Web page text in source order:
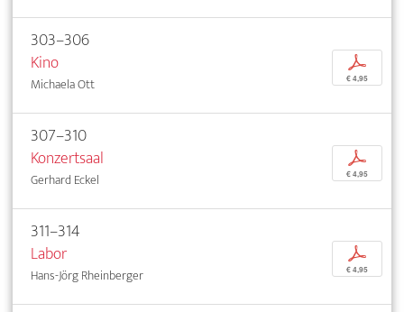
303–306
Kino
Michaela Ott
p
€ 4,95
307–310
Konzertsaal
Gerhard Eckel
p
€ 4,95
311–314
Labor
Hans-Jörg Rheinberger
p
€ 4,95